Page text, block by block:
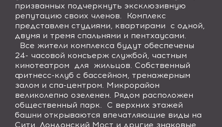
призванных подчеркнуть эксклюзивную
репутацию своих членов. Комплекс
представлен студиями, квартирами с одной,
двумя и тремя спальнями и пентхаусами.
Все жители комплекса будут обеспечены
24- часовой консъерж службой, частным
кинотеатром для жильцов. Собственный
фитнесс-клуб с бассейном, тренажерным
залом и спа-центром. Микрорайон
великолепно озеленен. Рядом расположен
общественный парк. С верхних этажей
башни открываются впечатляющие виды на
Сити, Лондонский Мост и другие знаковые